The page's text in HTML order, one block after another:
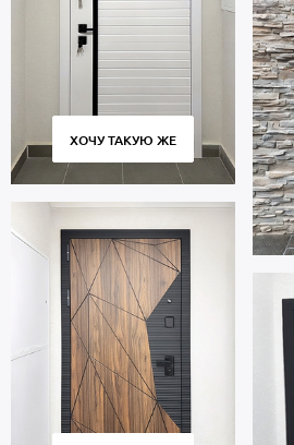
ХОЧУ ТАКУЮ ЖЕ